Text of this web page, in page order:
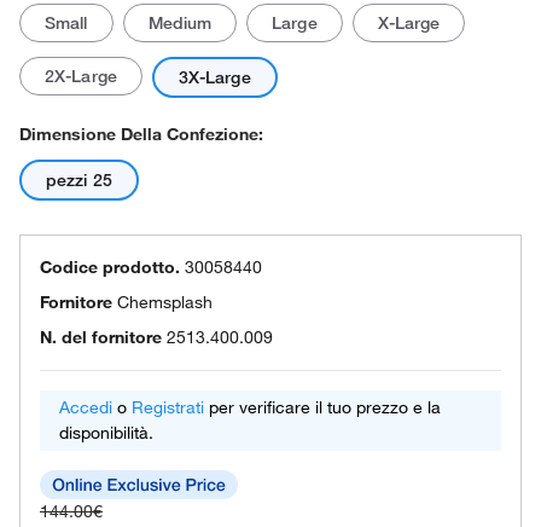
Small Medium Large X-Large
2X-Large 3X-Large
Dimensione Della Confezione:
pezzi 25
Codice prodotto. 30058440
Fornitore Chemsplash
N. del fornitore 2513.400.009
Accedi o Registrati per verificare il tuo prezzo e la
disponibilità.
144.00€